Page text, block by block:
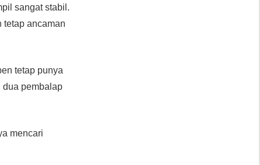
sangat stabil.
tetap ancaman
tetap punya
dua pembalap
mencari